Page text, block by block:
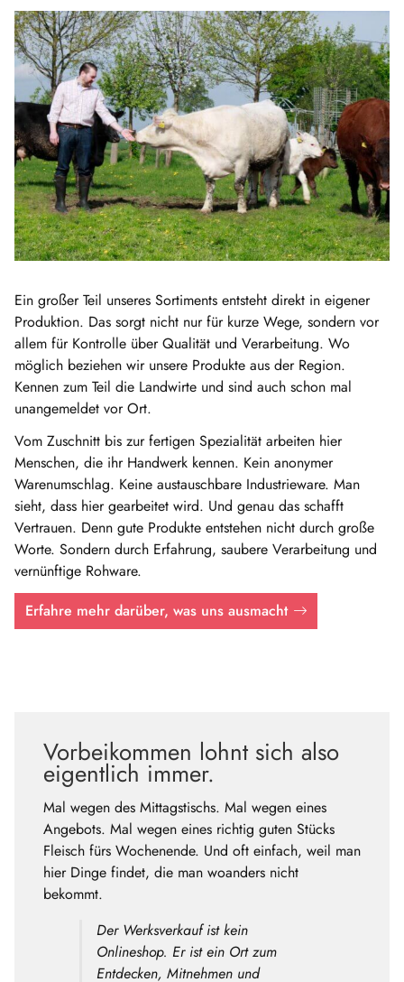
Ein großer Teil unseres Sortiments entsteht direkt in eigener
Produktion. Das sorgt nicht nur für kurze Wege, sondern vor
allem für Kontrolle über Qualität und Verarbeitung. Wo
möglich beziehen wir unsere Produkte aus der Region.
Kennen zum Teil die Landwirte und sind auch schon mal
unangemeldet vor Ort.
Vom Zuschnitt bis zur fertigen Spezialität arbeiten hier
Menschen, die ihr Handwerk kennen. Kein anonymer
Warenumschlag. Keine austauschbare Industrieware. Man
sieht, dass hier gearbeitet wird. Und genau das schafft
Vertrauen. Denn gute Produkte entstehen nicht durch große
Worte. Sondern durch Erfahrung, saubere Verarbeitung und
vernünftige Rohware.
Erfahre mehr darüber, was uns ausmacht
Vorbeikommen lohnt sich also
eigentlich immer.
Mal wegen des Mittagstischs. Mal wegen eines
Angebots. Mal wegen eines richtig guten Stücks
Fleisch fürs Wochenende. Und oft einfach, weil man
hier Dinge findet, die man woanders nicht
bekommt.
Der Werksverkauf ist kein
Onlineshop. Er ist ein Ort zum
Entdecken, Mitnehmen und